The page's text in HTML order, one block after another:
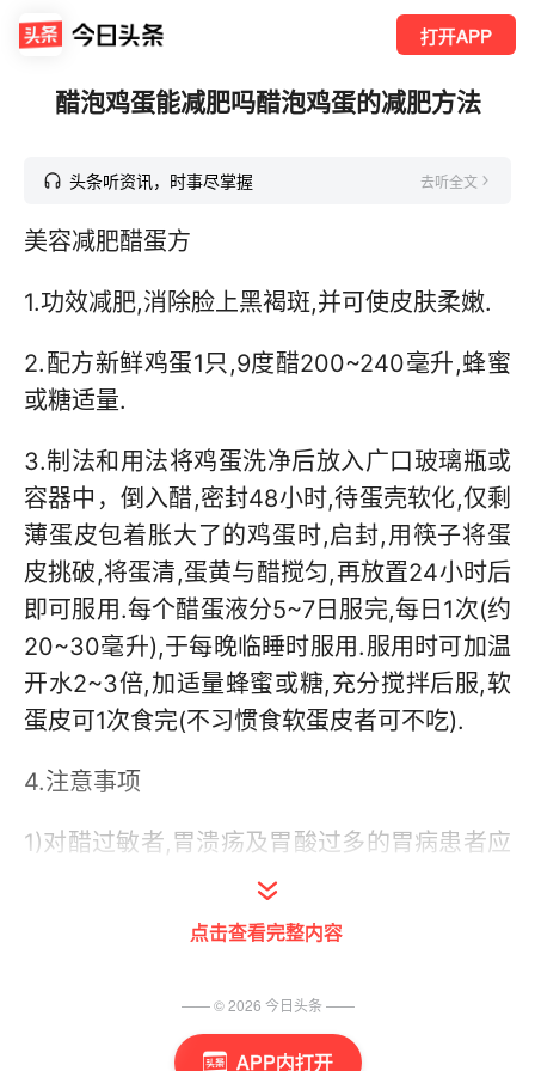
打开APP
APP内打开
醋泡鸡蛋能减肥吗醋泡鸡蛋的减肥方法
头条听资讯，时事尽掌握 去听全文
美容减肥醋蛋方
1.功效减肥,消除脸上黑褐斑,并可使皮肤柔嫩.
2.配方新鲜鸡蛋1只,9度醋200~240毫升,蜂蜜
或糖适量.
3.制法和用法将鸡蛋洗净后放入广口玻璃瓶或
容器中，倒入醋,密封48小时,待蛋壳软化,仅剩
薄蛋皮包着胀大了的鸡蛋时,启封,用筷子将蛋
皮挑破,将蛋清,蛋黄与醋搅匀,再放置24小时后
即可服用.每个醋蛋液分5~7日服完,每日1次(约
20~30毫升),于每晚临睡时服用.服用时可加温
开水2~3倍,加适量蜂蜜或糖,充分搅拌后服,软
蛋皮可1次食完(不习惯食软蛋皮者可不吃).
4.注意事项
1)对醋过敏者,胃溃疡及胃酸过多的胃病患者应
慎用.不适应者不应该勉强饮肤.有人因食醋过
多而发生酸中毒,齿脱钙及晕呕,月经减少等症
持科学态度,须知醋蛋液只是一种保健食疗的民
间验方,服用时应调节机体功能与增加营养为主
要目的.有些患者把醋蛋液视为“包治百病”“灵
点击查看完整内容
—— ©2026 今日头条 ——